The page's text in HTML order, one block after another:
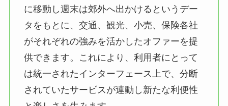
に移動し週末は郊外へ出かけるというデー
タをもとに、交通、観光、小売、保険各社
がそれぞれの強みを活かしたオファーを提
供できます。これにより、利用者にとって
は統一されたインターフェース上で、分断
されていたサービスが連動し新たな利便性